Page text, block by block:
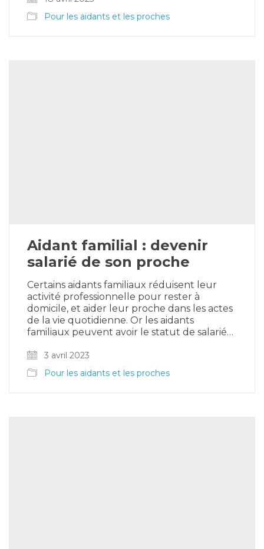
Pour les aidants et les proches
Aidant familial : devenir
salarié de son proche
Certains aidants familiaux réduisent leur
activité professionnelle pour rester à
domicile, et aider leur proche dans les actes
de la vie quotidienne. Or les aidants
familiaux peuvent avoir le statut de salarié…
3 avril 2023
Pour les aidants et les proches